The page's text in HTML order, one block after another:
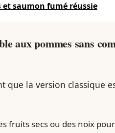
et saumon fumé réussie
aux pommes sans
que la version classique
fruits secs ou des noix